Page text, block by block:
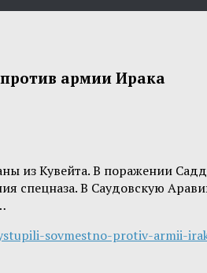
армии Ирака
из Кувейта. В поражении
спецназа. В Саудовскую
sovmestno-protiv-armii-